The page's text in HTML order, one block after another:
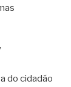
do cidadão